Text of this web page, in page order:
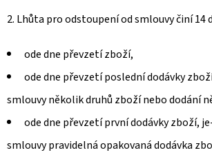
2. Lhůta pro odstoupení od smlouvy činí 14
ode dne převzetí zboží,
ode dne převzetí poslední dodávky
smlouvy několik druhů zboží nebo dodání
ode dne převzetí první dodávky zboží,
smlouvy pravidelná opakovaná dodávka